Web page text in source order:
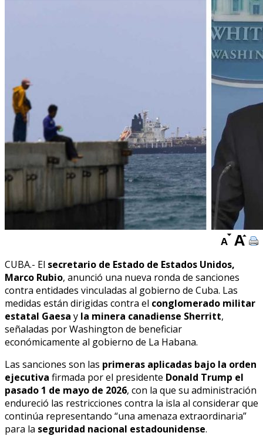
CUBA.- El secretario de Estado de Estados Unidos,
Marco Rubio, anunció una nueva ronda de sanciones
contra entidades vinculadas al gobierno de Cuba. Las
medidas están dirigidas contra el conglomerado militar
estatal Gaesa y la minera canadiense Sherritt,
señaladas por Washington de beneficiar
económicamente al gobierno de La Habana.
Las sanciones son las primeras aplicadas bajo la orden
ejecutiva firmada por el presidente Donald Trump el
pasado 1 de mayo de 2026, con la que su administración
endureció las restricciones contra la isla al considerar que
continúa representando “una amenaza extraordinaria”
para la seguridad nacional estadounidense.